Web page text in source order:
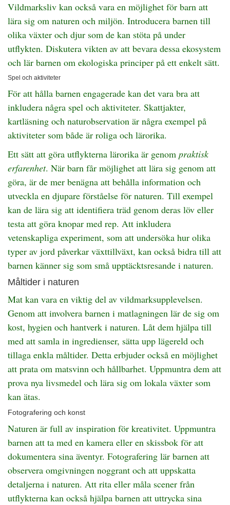
Vildmarksliv kan också vara en möjlighet för barn att
lära sig om naturen och miljön. Introducera barnen till
olika växter och djur som de kan stöta på under
utflykten. Diskutera vikten av att bevara dessa ekosystem
och lär barnen om ekologiska principer på ett enkelt sätt.
Spel och aktiviteter
För att hålla barnen engagerade kan det vara bra att
inkludera några spel och aktiviteter. Skattjakter,
kartläsning och naturobservation är några exempel på
aktiviteter som både är roliga och lärorika.
Ett sätt att göra utflykterna lärorika är genom praktisk
erfarenhet. När barn får möjlighet att lära sig genom att
göra, är de mer benägna att behålla information och
utveckla en djupare förståelse för naturen. Till exempel
kan de lära sig att identifiera träd genom deras löv eller
testa att göra knopar med rep. Att inkludera
vetenskapliga experiment, som att undersöka hur olika
typer av jord påverkar växttillväxt, kan också bidra till att
barnen känner sig som små upptäcktsresande i naturen.
Måltider i naturen
Mat kan vara en viktig del av vildmarksupplevelsen.
Genom att involvera barnen i matlagningen lär de sig om
kost, hygien och hantverk i naturen. Låt dem hjälpa till
med att samla in ingredienser, sätta upp lägereld och
tillaga enkla måltider. Detta erbjuder också en möjlighet
att prata om matsvinn och hållbarhet. Uppmuntra dem att
prova nya livsmedel och lära sig om lokala växter som
kan ätas.
Fotografering och konst
Naturen är full av inspiration för kreativitet. Uppmuntra
barnen att ta med en kamera eller en skissbok för att
dokumentera sina äventyr. Fotografering lär barnen att
observera omgivningen noggrant och att uppskatta
detaljerna i naturen. Att rita eller måla scener från
utflykterna kan också hjälpa barnen att uttrycka sina